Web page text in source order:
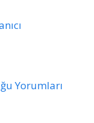
Yorumları